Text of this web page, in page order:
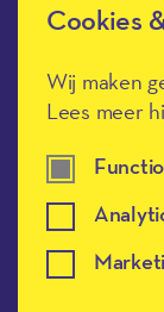
Cookies
Wij maken
Lees meer